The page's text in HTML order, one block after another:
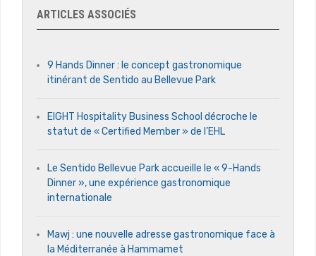
ARTICLES ASSOCIÉS
9 Hands Dinner : le concept gastronomique
itinérant de Sentido au Bellevue Park
EIGHT Hospitality Business School décroche le
statut de « Certified Member » de l’EHL
Le Sentido Bellevue Park accueille le « 9-Hands
Dinner », une expérience gastronomique
internationale
Mawj : une nouvelle adresse gastronomique face à
la Méditerranée à Hammamet